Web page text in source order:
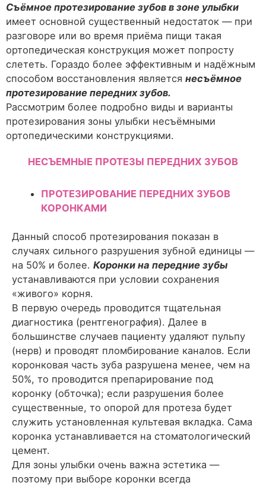
Съёмное протезирование зубов в зоне улыбки
имеет основной существенный недостаток — при
разговоре или во время приёма пищи такая
ортопедическая конструкция может попросту
слететь. Гораздо более эффективным и надёжным
способом восстановления является несъёмное
протезирование передних зубов.
Рассмотрим более подробно виды и варианты
протезирования зоны улыбки несъёмными
ортопедическими конструкциями.
НЕСЪЕМНЫЕ ПРОТЕЗЫ ПЕРЕДНИХ ЗУБОВ
ПРОТЕЗИРОВАНИЕ ПЕРЕДНИХ ЗУБОВ
КОРОНКАМИ
Данный способ протезирования показан в
случаях сильного разрушения зубной единицы —
на 50% и более. Коронки на передние зубы
устанавливаются при условии сохранения
«живого» корня.
В первую очередь проводится тщательная
диагностика (рентгенография). Далее в
большинстве случаев пациенту удаляют пульпу
(нерв) и проводят пломбирование каналов. Если
коронковая часть зуба разрушена менее, чем на
50%, то проводится препарирование под
коронку (обточка); если разрушения более
существенные, то опорой для протеза будет
служить установленная культевая вкладка. Сама
коронка устанавливается на стоматологический
цемент.
Для зоны улыбки очень важна эстетика —
поэтому при выборе коронки всегда